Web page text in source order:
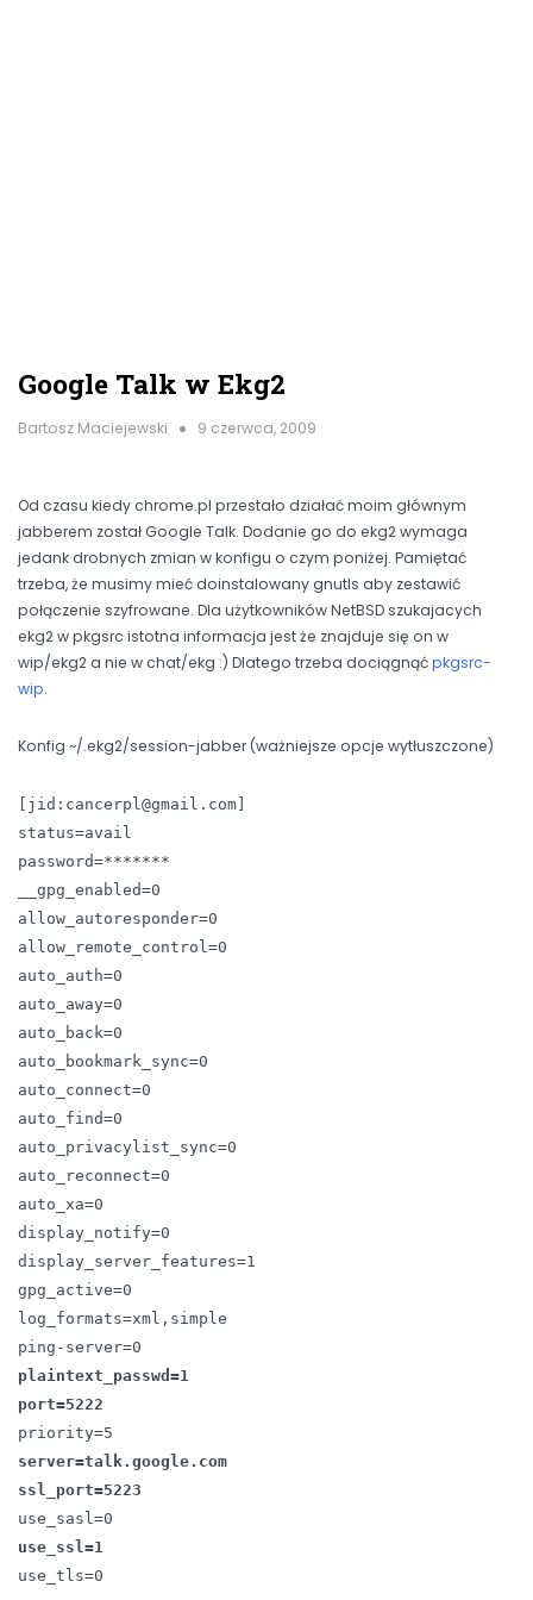
Google Talk w Ekg2
Bartosz Maciejewski 9 czerwca, 2009
Od czasu kiedy chrome.pl przestało działać moim głównym
jabberem został Google Talk. Dodanie go do ekg2 wymaga
jedank drobnych zmian w konfigu o czym poniżej. Pamiętać
trzeba, że musimy mieć doinstalowany gnutls aby zestawić
połączenie szyfrowane. Dla użytkowników NetBSD szukajacych
ekg2 w pkgsrc istotna informacja jest że znajduje się on w
wip/ekg2 a nie w chat/ekg :) Dlatego trzeba dociągnąćpkgsrc-
wip.
Konfig ~/.ekg2/session-jabber (ważniejsze opcje wytłuszczone)
[jid:cancerpl@gmail.com]
status=avail
password=*******
__gpg_enabled=0
allow_autoresponder=0
allow_remote_control=0
auto_auth=0
auto_away=0
auto_back=0
auto_bookmark_sync=0
auto_connect=0
auto_find=0
auto_privacylist_sync=0
auto_reconnect=0
auto_xa=0
display_notify=0
display_server_features=1
gpg_active=0
log_formats=xml,simple
ping-server=0
plaintext_passwd=1
port=5222
priority=5
server=talk.google.com
ssl_port=5223
use_sasl=0
use_ssl=1
use_tls=0